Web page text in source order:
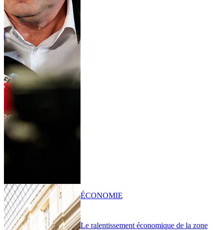
Le ralentissement économique de la zone
ÉCONOMIE